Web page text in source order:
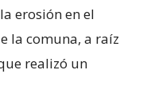
erosión en el
la comuna, a raíz
realizó un